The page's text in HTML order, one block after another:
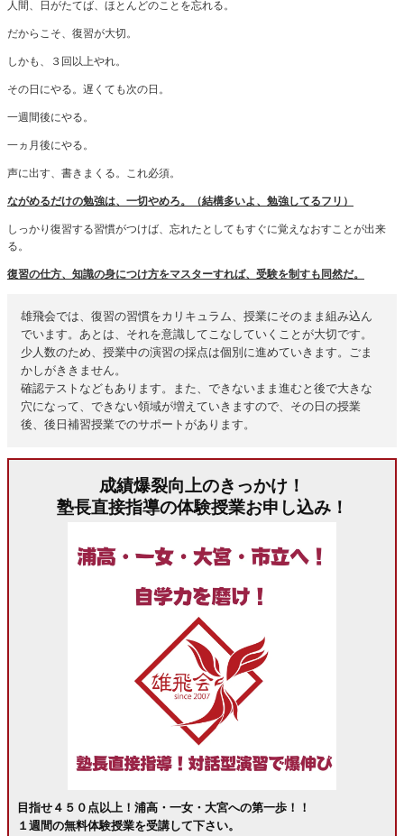
人間、日がたてば、ほとんどのことを忘れる。
だからこそ、復習が大切。
しかも、３回以上やれ。
その日にやる。遅くても次の日。
一週間後にやる。
一ヵ月後にやる。
声に出す、書きまくる。これ必須。
ながめるだけの勉強は、一切やめろ。（結構多いよ、勉強してるフリ）
しっかり復習する習慣がつけば、忘れたとしてもすぐに覚えなおすことが出来
る。
復習の仕方、知識の身につけ方をマスターすれば、受験を制すも同然だ。
雄飛会では、復習の習慣をカリキュラム、授業にそのまま組み込ん
でいます。あとは、それを意識してこなしていくことが大切です。
少人数のため、授業中の演習の採点は個別に進めていきます。ごま
かしがききません。
確認テストなどもあります。また、できないまま進むと後で大きな
穴になって、できない領域が増えていきますので、その日の授業
後、後日補習授業でのサポートがあります。
成績爆裂向上のきっかけ！
塾長直接指導の体験授業お申し込み！
目指せ４５０点以上！浦高・一女・大宮への第一歩！！
１週間の無料体験授業を受講して下さい。